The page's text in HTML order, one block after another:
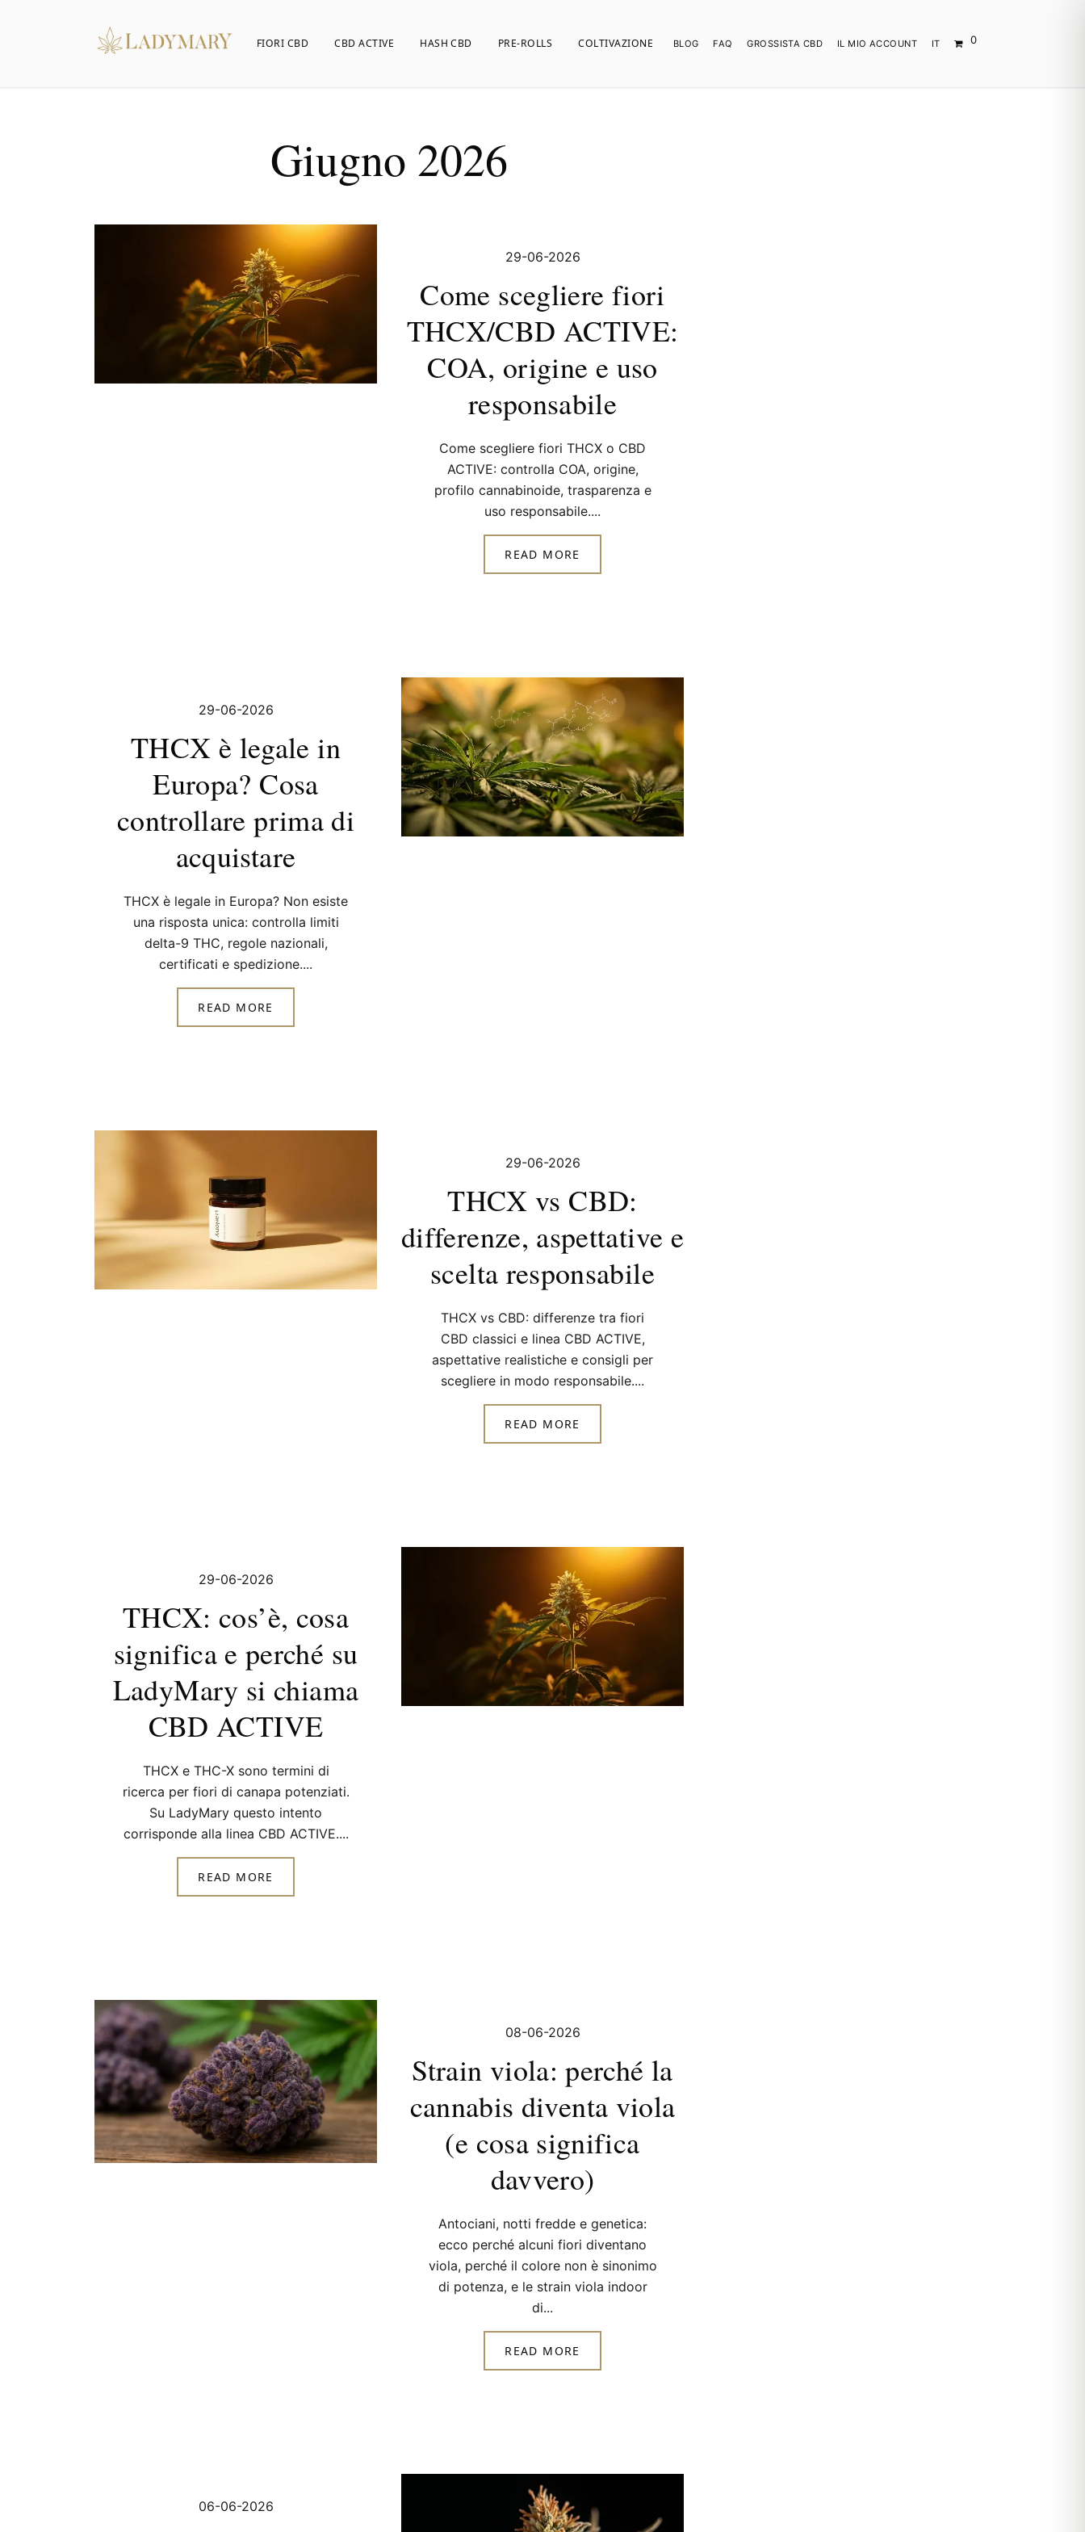
FIORI CBD CBD ACTIVE HASH CBD PRE-ROLLS COLTIVAZIONE BLOG FAQ GROSSISTA CBD IL MIO ACCOUNT IT 0
Giugno 2026
29-06-2026
Come scegliere fiori
THCX/CBD ACTIVE:
COA, origine e uso
responsabile
Come scegliere fiori THCX o CBD
ACTIVE: controlla COA, origine,
profilo cannabinoide, trasparenza e
uso responsabile....
READ MORE
29-06-2026
THCX è legale in
Europa? Cosa
controllare prima di
acquistare
THCX è legale in Europa? Non esiste
una risposta unica: controlla limiti
delta-9 THC, regole nazionali,
certificati e spedizione....
READ MORE
29-06-2026
THCX vs CBD:
differenze, aspettative e
scelta responsabile
THCX vs CBD: differenze tra fiori
CBD classici e linea CBD ACTIVE,
aspettative realistiche e consigli per
scegliere in modo responsabile....
READ MORE
29-06-2026
THCX: cos’è, cosa
significa e perché su
LadyMary si chiama
CBD ACTIVE
THCX e THC-X sono termini di
ricerca per fiori di canapa potenziati.
Su LadyMary questo intento
corrisponde alla linea CBD ACTIVE....
READ MORE
08-06-2026
Strain viola: perché la
cannabis diventa viola
(e cosa significa
davvero)
Antociani, notti fredde e genetica:
ecco perché alcuni fiori diventano
viola, perché il colore non è sinonimo
di potenza, e le strain viola indoor
di...
READ MORE
06-06-2026